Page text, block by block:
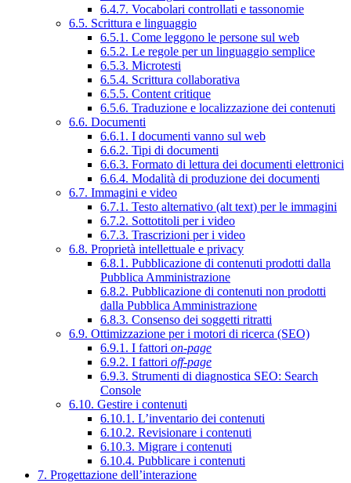
6.4.7. Vocabolari controllati e tassonomie
6.5. Scrittura e linguaggio
6.5.1. Come leggono le persone sul web
6.5.2. Le regole per un linguaggio semplice
6.5.3. Microtesti
6.5.4. Scrittura collaborativa
6.5.5. Content critique
6.5.6. Traduzione e localizzazione dei contenuti
6.6. Documenti
6.6.1. I documenti vanno sul web
6.6.2. Tipi di documenti
6.6.3. Formato di lettura dei documenti elettronici
6.6.4. Modalità di produzione dei documenti
6.7. Immagini e video
6.7.1. Testo alternativo (alt text) per le immagini
6.7.2. Sottotitoli per i video
6.7.3. Trascrizioni per i video
6.8. Proprietà intellettuale e privacy
6.8.1. Pubblicazione di contenuti prodotti dalla
Pubblica Amministrazione
6.8.2. Pubblicazione di contenuti non prodotti
dalla Pubblica Amministrazione
6.8.3. Consenso dei soggetti ritratti
6.9. Ottimizzazione per i motori di ricerca (SEO)
6.9.1. I fattori on-page
6.9.2. I fattori off-page
6.9.3. Strumenti di diagnostica SEO: Search
Console
6.10. Gestire i contenuti
6.10.1. L’inventario dei contenuti
6.10.2. Revisionare i contenuti
6.10.3. Migrare i contenuti
6.10.4. Pubblicare i contenuti
7. Progettazione dell’interazione